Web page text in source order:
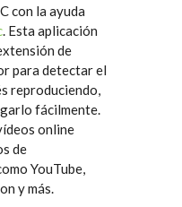
con la ayuda
. Esta aplicación
de
para detectar el
reproduciendo,
fácilmente.
online
de
YouTube,
y más.